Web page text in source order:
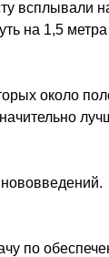
всплывали
на 1,5
около
нововведений.
по